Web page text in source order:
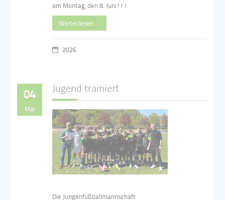
am Montag, den 8. Juni!!!
Weiterlesen …
2026
04
Mai
Jugend trainiert
Die Jungenfußballmannschaft